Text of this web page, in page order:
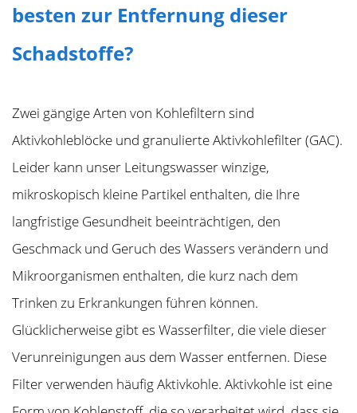
besten zur Entfernung dieser
Schadstoffe?
Zwei gängige Arten von Kohlefiltern sind
Aktivkohleblöcke und granulierte Aktivkohlefilter (GAC).
Leider kann unser Leitungswasser winzige,
mikroskopisch kleine Partikel enthalten, die Ihre
langfristige Gesundheit beeinträchtigen, den
Geschmack und Geruch des Wassers verändern und
Mikroorganismen enthalten, die kurz nach dem
Trinken zu Erkrankungen führen können.
Glücklicherweise gibt es Wasserfilter, die viele dieser
Verunreinigungen aus dem Wasser entfernen. Diese
Filter verwenden häufig Aktivkohle. Aktivkohle ist eine